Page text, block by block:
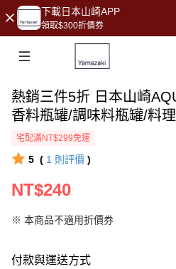
下載日本山崎APP
領取$300折價券
熱銷三件5折 日本山崎
香料瓶罐/調味料瓶罐/料
宅配滿NT$299免運
5 ( 1 則評價 )
NT$240
※ 本商品不適用折價券
付款與運送方式